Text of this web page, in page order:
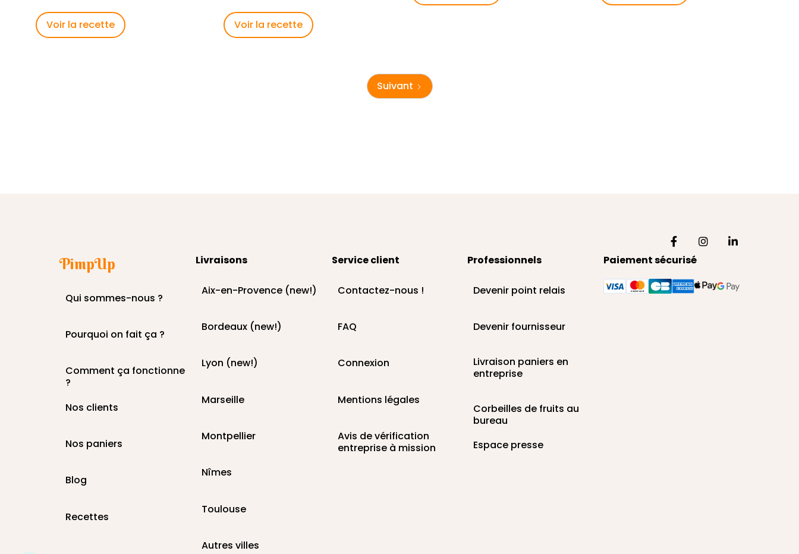
Voir la recette
fruits
Voir la recette
Suivant
PimpUp
Qui sommes-nous ?
Pourquoi on fait ça ?
Comment ça fonctionne
?
Nos clients
Nos paniers
Blog
Recettes
Livraisons
Aix-en-Provence (new!)
Bordeaux (new!)
Lyon (new!)
Marseille
Montpellier
Nîmes
Toulouse
Autres villes
Service client
Contactez-nous !
FAQ
Connexion
Mentions légales
Avis de vérification
entreprise à mission
Professionnels
Devenir point relais
Devenir fournisseur
Livraison paniers en
entreprise
Corbeilles de fruits au
bureau
Espace presse
Paiement sécurisé